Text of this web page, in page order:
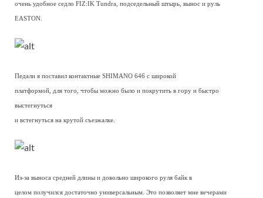
очень удобное седло FIZ:IK Tundra, подседельный штырь, вынос и руль
EASTON.
Педали я поставил контактные SHIMANO 646 с широкой
платформой, для того, чтобы можно было и покрутить в гору и быстро
выстегнуться
и встегнуться на крутой съезжалке.
Из-за выноса средней длины и довольно широкого руля байк в
целом получился достаточно универсальным. Это позволяет мне вечерами